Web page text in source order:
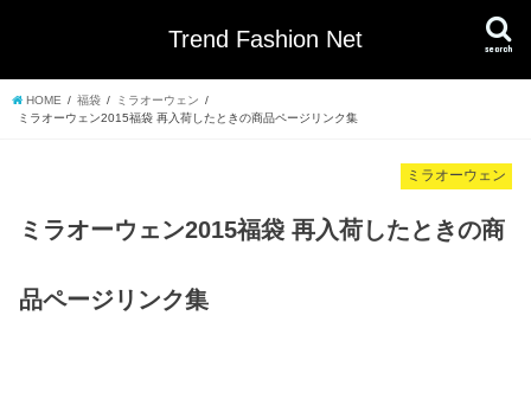
Trend Fashion Net search
HOME 福袋
ミラオーウェン
ミラオーウェン2015福袋 再入荷したときの商品ページリンク集
ミラオーウェン
ミラオーウェン2015福袋 再入荷したときの商
品ページリンク集